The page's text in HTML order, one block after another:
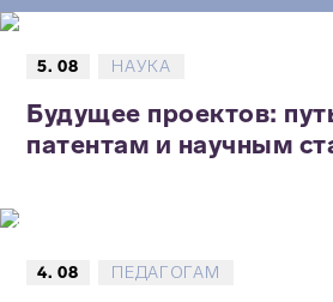
5. 08 НАУКА
Будущее проектов:
патентам и научным
4. 08 ПЕДАГОГАМ